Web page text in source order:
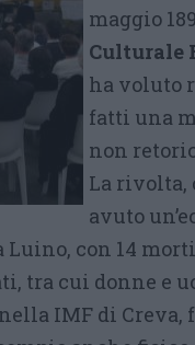
maggio
Culturale
ha voluto
fatti una
non
La rivolta,
avuto
con 14
tra cui donne e
IMF di Creva,